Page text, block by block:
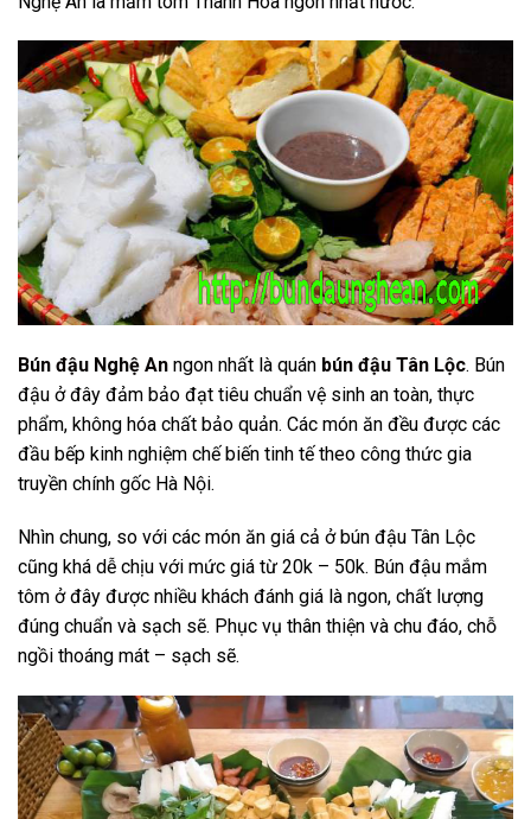
Bún đậu Nghệ An ngon nhất là quán bún đậu Tân Lộc. Bún
đậu ở đây đảm bảo đạt tiêu chuẩn vệ sinh an toàn, thực
phẩm, không hóa chất bảo quản. Các món ăn đều được các
đầu bếp kinh nghiệm chế biến tinh tế theo công thức gia
truyền chính gốc Hà Nội.
Nhìn chung, so với các món ăn giá cả ở bún đậu Tân Lộc
cũng khá dễ chịu với mức giá từ 20k – 50k. Bún đậu mắm
tôm ở đây được nhiều khách đánh giá là ngon, chất lượng
đúng chuẩn và sạch sẽ. Phục vụ thân thiện và chu đáo, chỗ
ngồi thoáng mát – sạch sẽ.